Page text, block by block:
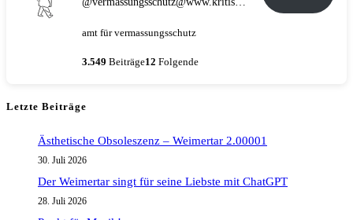
amt für vermassungsschutz
3.549 Beiträge12 Folgende
Letzte Beiträge
Ästhetische Obsoleszenz – Weimertar 2.00001
30. Juli 2026
Der Weimertar singt für seine Liebste mit ChatGPT
28. Juli 2026